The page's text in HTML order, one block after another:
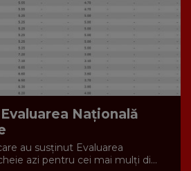
Națională
au susținut Evaluarea
azi pentru cei mai mulți di...